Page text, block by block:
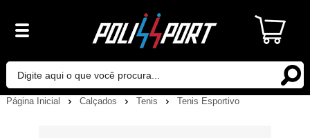
Página Inicial Calçados Tenis Tenis Esportivo